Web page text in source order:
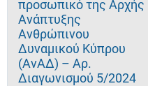
προσωπικό της Αρχής
Ανάπτυξης
Ανθρώπινου
Δυναμικού Κύπρου
(ΑνΑΔ) – Αρ.
Διαγωνισμού 5/2024